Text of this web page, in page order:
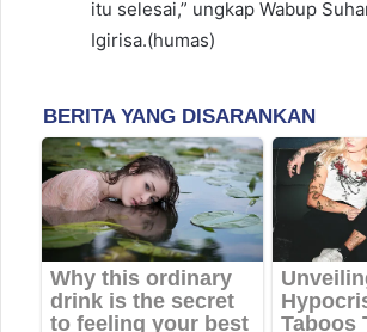
itu selesai,” ungkap Wabup
Igirisa.(humas)